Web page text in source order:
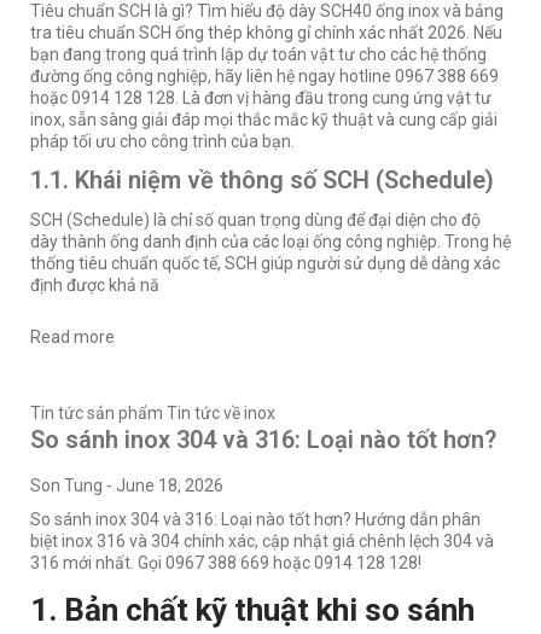
Tiêu chuẩn SCH là gì? Tìm hiểu độ dày SCH40 ống inox và bảng
tra tiêu chuẩn SCH ống thép không gỉ chính xác nhất 2026. Nếu
bạn đang trong quá trình lập dự toán vật tư cho các hệ thống
đường ống công nghiệp, hãy liên hệ ngay hotline 0967 388 669
hoặc 0914 128 128. Là đơn vị hàng đầu trong cung ứng vật tư
inox, sẵn sàng giải đáp mọi thắc mắc kỹ thuật và cung cấp giải
pháp tối ưu cho công trình của bạn.
1.1. Khái niệm về thông số SCH (Schedule)
SCH (Schedule) là chỉ số quan trọng dùng để đại diện cho độ
dày thành ống danh định của các loại ống công nghiệp. Trong hệ
thống tiêu chuẩn quốc tế, SCH giúp người sử dụng dễ dàng xác
định được khả nă
Read more
Tin tức sản phẩm Tin tức về inox
So sánh inox 304 và 316: Loại nào tốt hơn?
Son Tung - June 18, 2026
So sánh inox 304 và 316: Loại nào tốt hơn? Hướng dẫn phân
biệt inox 316 và 304 chính xác, cập nhật giá chênh lệch 304 và
316 mới nhất. Gọi 0967 388 669 hoặc 0914 128 128!
1. Bản chất kỹ thuật khi so sánh